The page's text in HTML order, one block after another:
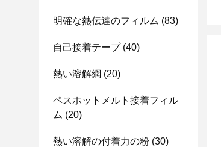
明確な熱伝達のフィルム (83)
自己接着テープ(40)
熱い溶解網 (20)
ペスホットメルト接着フィル
ム (20)
熱い溶解の付着力の粉 (30)